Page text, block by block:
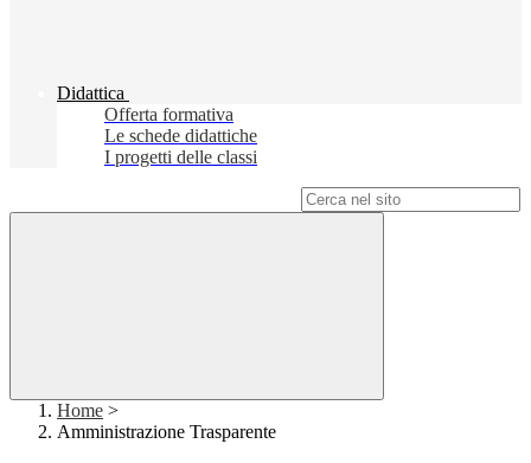
Didattica
Offerta formativa
Le schede didattiche
I progetti delle classi
Home >
Amministrazione Trasparente